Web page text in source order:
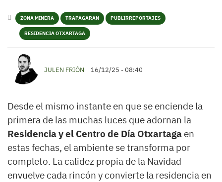
ZONA MINERA TRAPAGARAN PUBLIRREPORTAJES
RESIDENCIA OTXARTAGA
JULEN FRIÓN 16/12/25 - 08:40
Desde el mismo instante en que se enciende la
primera de las muchas luces que adornan la
Residencia y el Centro de Día Otxartaga en
estas fechas, el ambiente se transforma por
completo. La calidez propia de la Navidad
envuelve cada rincón y convierte la residencia en